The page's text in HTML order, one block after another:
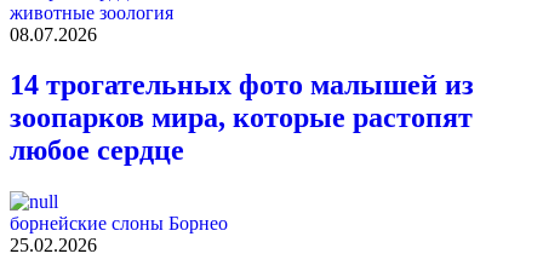
животные зоология
08.07.2026
14 трогательных фото малышей из
зоопарков мира, которые растопят
любое сердце
борнейские слоны Борнео
25.02.2026